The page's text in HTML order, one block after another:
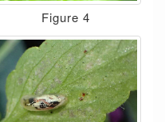
Figure 4